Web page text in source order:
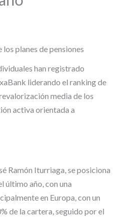
planes de pensiones
han registrado
liderando el ranking de
media de los
activa orientada a
Ramón Iturriaga, se posiciona
último año, con una
en Europa, con un
de la cartera, seguido por el